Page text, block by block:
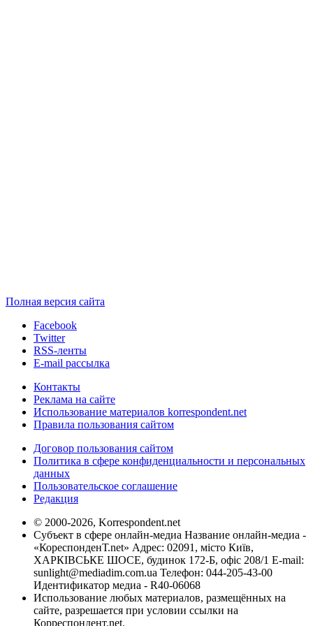
Полная версия сайта
Facebook
Twitter
RSS-ленты
E-mail рассылка
Контакты
Реклама на сайте
Использование материалов korrespondent.net
Правила пользования сайтом
Договор пользования сайтом
Политика в сфере конфиденциальности и персональных
данных
Пользовательское соглашение
Редакция
© 2000-2026, Korrespondent.net
Субъект в сфере онлайн-медиа Название онлайн-медиа -
«КореспонденТ.net» Адрес: 02091, місто Київ,
ХАРКІВСЬКЕ ШОСЕ, будинок 172-Б, офіс 208/1 E-mail:
sunlight@mediadim.com.ua Телефон: 044-205-43-00
Идентификатор медиа - R40-06068
Использование любых материалов, размещённых на
сайте, разрешается при условии ссылки на
Корреспондент.net.